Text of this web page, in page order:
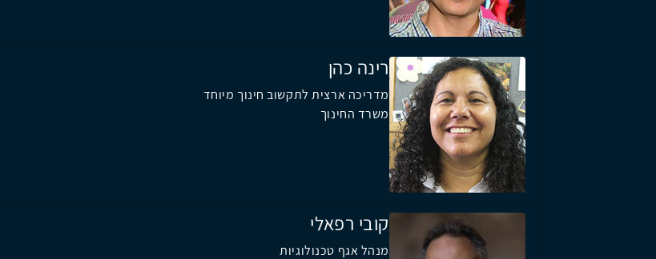
רינה כהן
מדריכה ארצית לתקשוב חינוך מיוחד
משרד החינוך
קובי רפאלי
מנהל אגף טכנולוגיות